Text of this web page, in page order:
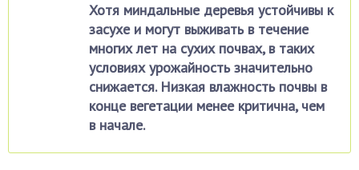
Хотя миндальные деревья устойчивы к
засухе и могут выживать в течение
многих лет на сухих почвах, в таких
условиях урожайность значительно
снижается. Низкая влажность почвы в
конце вегетации менее критична, чем
в начале.